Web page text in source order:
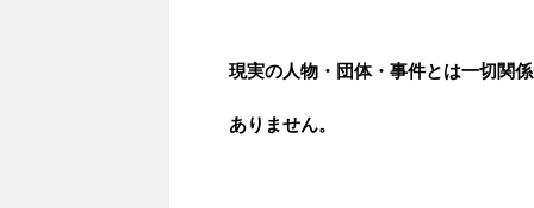
現実の人物・団体・事件とは一切関
ありません。